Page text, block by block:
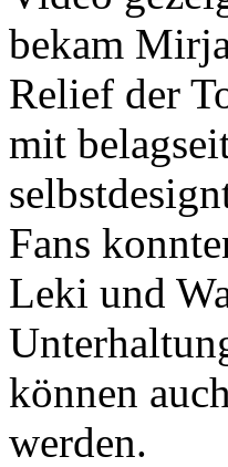
bekam
Relief der
mit
Fans
Leki und
können
werden.